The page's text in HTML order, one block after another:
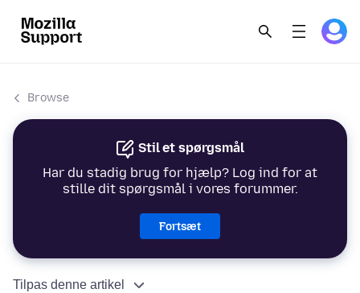
Browse
Stil et spørgsmål
Har du stadig brug for hjælp? Log ind for at
stille dit spørgsmål i vores forummer.
Fortsæt
Tilpas denne artikel